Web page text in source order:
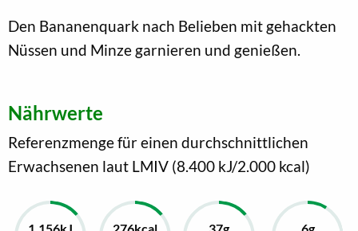
Den Bananenquark nach Belieben mit gehackten
Nüssen und Minze garnieren und genießen.
Nährwerte
Referenzmenge für einen durchschnittlichen
Erwachsenen laut LMIV (8.400 kJ/2.000 kcal)